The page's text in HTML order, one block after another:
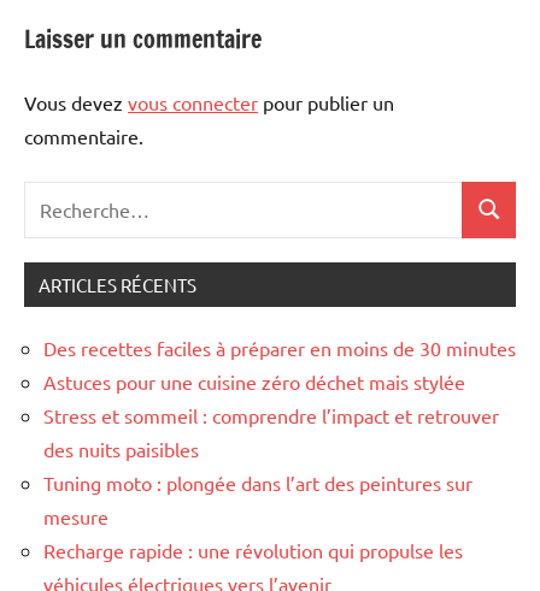
Laisser un commentaire
Vous devez vous connecter pour publier un
commentaire.
:
ARTICLES RÉCENTS
Des recettes faciles à préparer en moins de 30 minutes
Astuces pour une cuisine zéro déchet mais stylée
Stress et sommeil : comprendre l’impact et retrouver
des nuits paisibles
Tuning moto : plongée dans l’art des peintures sur
mesure
Recharge rapide : une révolution qui propulse les
véhicules électriques vers l’avenir